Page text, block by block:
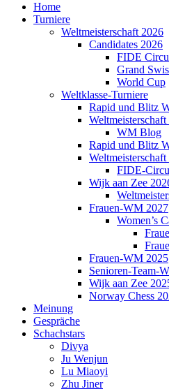
Home
Turniere
Weltmeisterschaft 2026
Candidates 2026
FIDE
Grand
World Cup
Weltklasse-Turniere
Rapid und Blitz
WM Blog
Rapid und Blitz
FIDE-
Wijk aan Zee
Frauen-WM 2027
Women’s
Frauen-WM 2025
Senioren-Team-
Wijk aan Zee
Norway Chess
Meinung
Gespräche
Schachstars
Divya
Ju Wenjun
Lu Miaoyi
Zhu Jiner